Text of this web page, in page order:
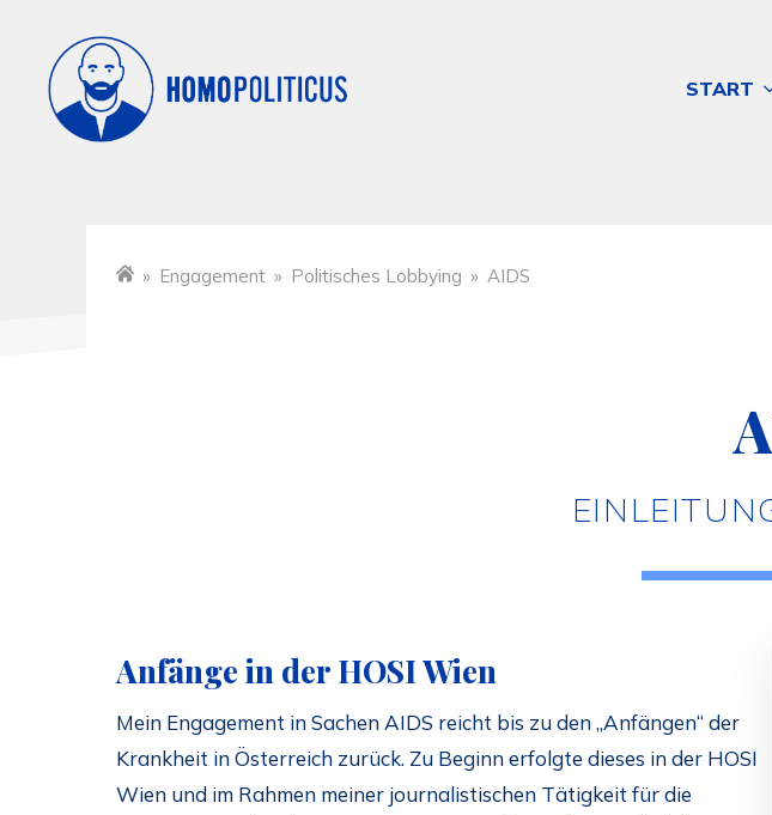
START
» Engagement » Politisches Lobbying » AIDS
Anfänge in der HOSI Wien
Mein Engagement in Sachen AIDS reicht bis zu den „Anfängen“ der
Krankheit in Österreich zurück. Zu Beginn erfolgte dieses in der HOSI
Wien und im Rahmen meiner journalistischen Tätigkeit für die